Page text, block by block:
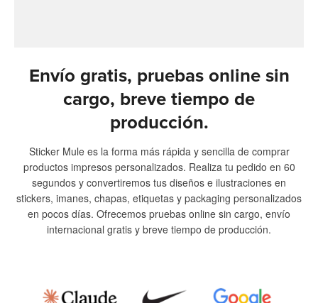
Envío gratis, pruebas online sin
cargo, breve tiempo de
producción.
Sticker Mule es la forma más rápida y sencilla de comprar
productos impresos personalizados. Realiza tu pedido en 60
segundos y convertiremos tus diseños e ilustraciones en
stickers, imanes, chapas, etiquetas y packaging personalizados
en pocos días. Ofrecemos pruebas online sin cargo, envío
internacional gratis y breve tiempo de producción.